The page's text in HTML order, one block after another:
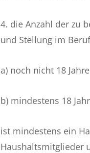
4. die Anzahl der zu
und Stellung im
a) noch nicht 18
b) mindestens 18
ist mindestens ein
Haushaltsmitglieder